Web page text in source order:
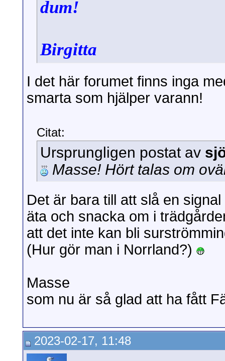
dum!
Birgitta
I det här forumet finns inga
smarta som hjälper varann!
Citat:
Ursprungligen postat av
Masse! Hört talas om
Det är bara till att slå en
äta och snacka om i
att det inte kan bli
(Hur gör man i Norrland?)
Masse
som nu är så glad att ha fått
2023-02-17, 11:48